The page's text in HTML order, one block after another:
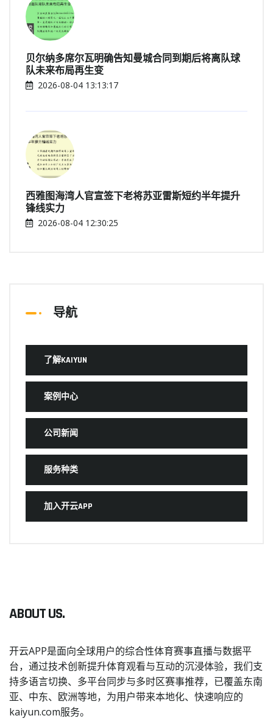
贝尔纳多席尔瓦明确告知曼城合同到期后将离队球
队未来布局再生变
2026-08-04 13:13:17
西雅图海湾人官宣签下老将苏亚雷斯短约半年提升
锋线实力
2026-08-04 12:30:25
导航
了解KAIYUN
案例中心
公司新闻
服务种类
加入开云APP
ABOUT US.
开云APP是面向全球用户的综合性体育赛事直播与数据平
台，通过技术创新提升体育观看与互动的沉浸体验，我们支
持多语言切换、多平台同步与多时区赛事推荐，已覆盖东南
亚、中东、欧洲等地，为用户带来本地化、快速响应的
kaiyun.com服务。